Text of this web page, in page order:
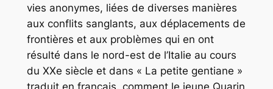
vies anonymes, liées de diverses manières
aux conflits sanglants, aux déplacements de
frontières et aux problèmes qui en ont
résulté dans le nord-est de l’Italie au cours
du XXe siècle et dans « La petite gentiane »